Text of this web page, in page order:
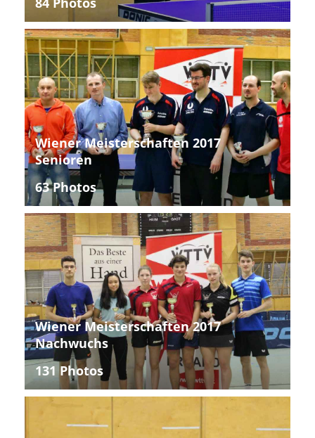
Wiener Meisterschaften 2017
Senioren
63 Photos
Wiener Meisterschaften 2017
Nachwuchs
131 Photos